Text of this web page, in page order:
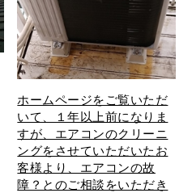
ホームページをご覧いただ
いて、１年以上前になりま
すが、エアコンのクリーニ
ングをさせていただいたお
客様より、エアコンの故
障？とのご相談をいただき